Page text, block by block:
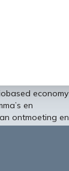
economy
en
ontmoeting en
en overheid en